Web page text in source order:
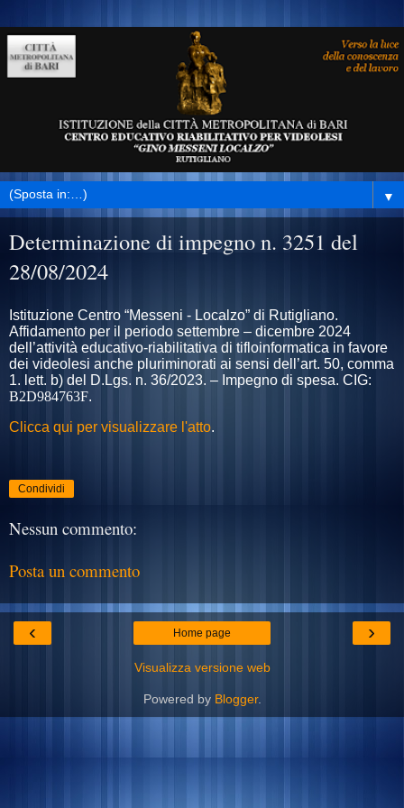
▼
Determinazione di impegno n. 3251 del
28/08/2024
Istituzione Centro “Messeni - Localzo” di Rutigliano.
Affidamento per il periodo settembre – dicembre 2024
dell’attività educativo-riabilitativa di tifloinformatica in favore
dei videolesi anche pluriminorati ai sensi dell’art. 50, comma
1. lett. b) del D.Lgs. n. 36/2023. – Impegno di spesa. CIG:
B2D984763F.
Clicca qui per visualizzare l'atto.
Condividi
Nessun commento:
Posta un commento
‹ ›
Home page
Visualizza versione web
Powered by Blogger.